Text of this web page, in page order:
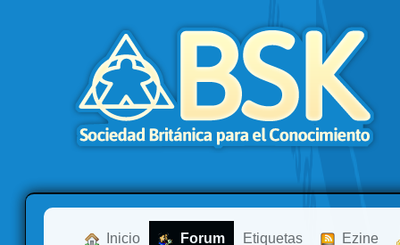
Inicio Forum Etiquetas Ezine